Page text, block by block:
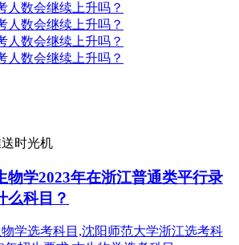
人数会继续上升吗？
人数会继续上升吗？
人数会继续上升吗？
人数会继续上升吗？
时光机
物学2023年在浙江普通类平行录
么科目？